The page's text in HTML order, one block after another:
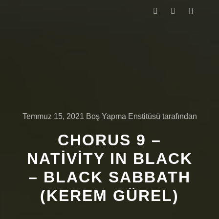
Temmuz 15, 2021 Boş Yapma Enstitüsü tarafından
CHORUS 9 –
NATIVITY IN BLACK
– BLACK SABBATH
(KEREM GÜREL)